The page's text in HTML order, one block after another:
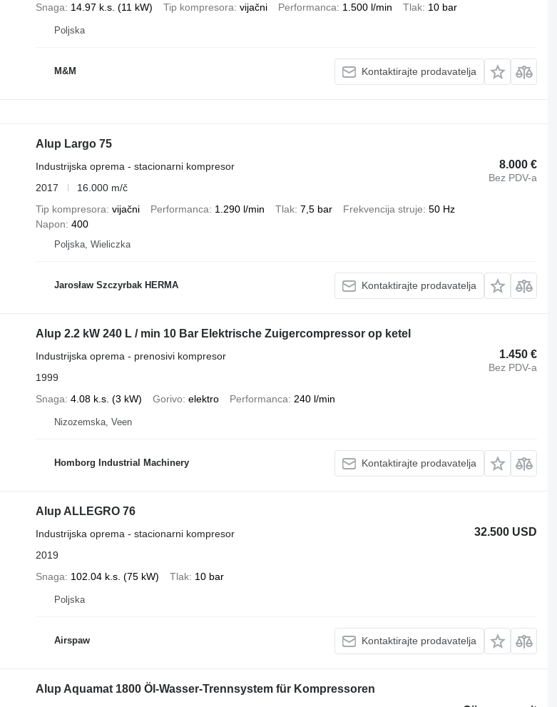
Snaga
14.97 k.s. (11 kW) Tip kompresora vijačni Performanca 1.500 l/min Tlak 10 bar
Poljska
M&M Kontaktirajte prodavatelja
Alup Largo 75
8.000 €
Bez PDV-a
Industrijska oprema - stacionarni kompresor
2017
16.000 m/č
Tip kompresora vijačni Performanca 1.290 l/min Tlak 7,5 bar Frekvencija struje 50 Hz
Napon 400
Poljska, Wieliczka
Jarosław Szczyrbak HERMA Kontaktirajte prodavatelja
Alup 2.2 kW 240 L / min 10 Bar Elektrische Zuigercompressor op ketel
1.450 €
Bez PDV-a
Industrijska oprema - prenosivi kompresor
1999
Snaga 4.08 k.s. (3 kW) Gorivo elektro Performanca 240 l/min
Nizozemska, Veen
Homborg Industrial Machinery Kontaktirajte prodavatelja
Alup ALLEGRO 76
32.500 USD
Industrijska oprema - stacionarni kompresor
2019
Snaga
102.04 k.s. (75 kW) Tlak 10 bar
Poljska
Airspaw Kontaktirajte prodavatelja
Alup Aquamat 1800 Öl-Wasser-Trennsystem für Kompressoren